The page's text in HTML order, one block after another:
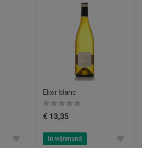
Elixir blanc
€ 13,35
In wijnmand